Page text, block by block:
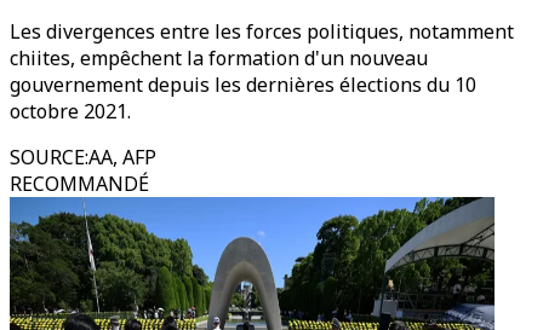
Les divergences entre les forces politiques, notamment
chiites, empêchent la formation d'un nouveau
gouvernement depuis les dernières élections du 10
octobre 2021.
SOURCE:AA, AFP
RECOMMANDÉ